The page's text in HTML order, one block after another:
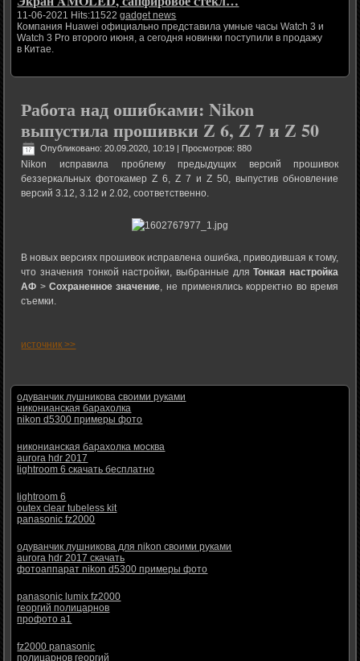
11-06-2021 Hits:11522gadget news
Компания Huawei официально представила умные часы Watch 3 и
Watch 3 Pro второго июня, а сегодня новинки поступили в продажу
в Китае.
Работа над ошибками: Nikon
выпустила прошивки Z 6, Z 7 и Z 50
Опубликовано: 20.09.2020, 10:19 | Просмотров: 880
Nikon исправила проблему предыдущих версий прошивок
беззеркальных фотокамер Z 6, Z 7 и Z 50, выпустив обновление
версий 3.12, 3.12 и 2.02, соответственно.
В новых версиях прошивок исправлена ошибка, приводившая к тому,
что значения тонкой настройки, выбранные дляТонкая настройка
АФ >Сохраненное значение, не применялись корректно во время
съемки.
источник >>
одуванчик лушникова своими руками
никонианская барахолка
nikon d5300 примеры фото
никонианская барахолка москва
aurora hdr 2017
lightroom 6 скачать бесплатно
lightroom 6
outex clear tubeless kit
panasonic fz2000
одуванчик лушникова для nikon своими руками
aurora hdr 2017 скачать
фотоаппарат nikon d5300 примеры фото
panasonic lumix fz2000
георгий полицарнов
профото а1
fz2000 panasonic
полицарнов георгий